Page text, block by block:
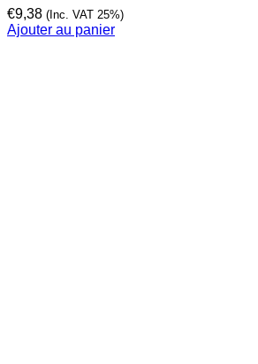
€9,38 (Inc. VAT 25%)
Ajouter au panier